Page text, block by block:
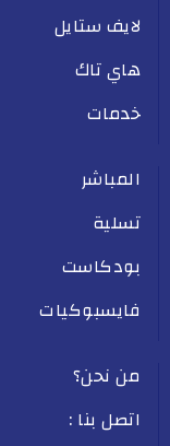
لايف ستايل
هاي تاك
خدمات
المباشر
تسلية
بودكاست
فايسبوكيات
من نحن؟
اتصل بنا :